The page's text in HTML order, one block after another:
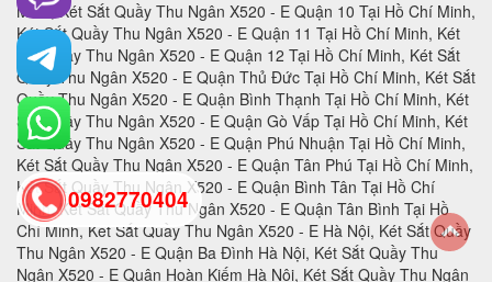
0982770404
back